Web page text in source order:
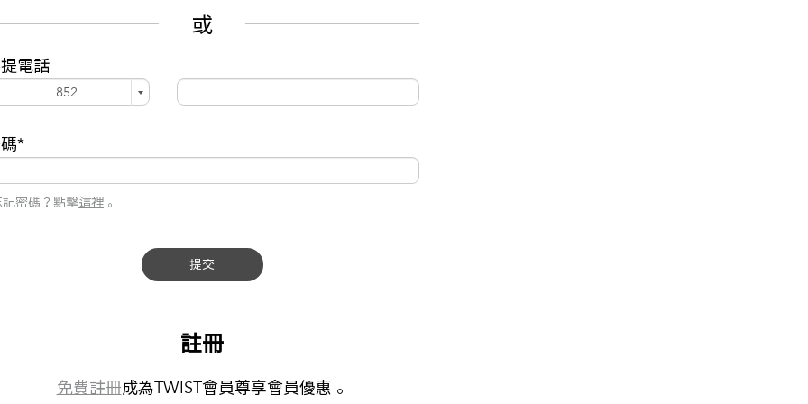
或
電話
*
密碼？點擊這裡 。
提交
註冊
免費註冊成為TWIST會員尊享會員優惠。